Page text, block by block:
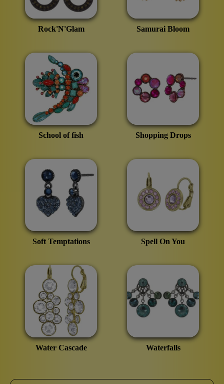
Rock'N'Glam Samurai Bloom
School of fish Shopping Drops
Soft Temptations Spell On You
Water Cascade Waterfalls